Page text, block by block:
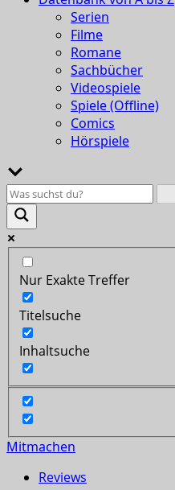
Serien
Filme
Romane
Sachbücher
Videospiele
Spiele (Offline)
Comics
Hörspiele
Nur Exakte Treffer
Titelsuche
Inhaltsuche
Mitmachen
Reviews